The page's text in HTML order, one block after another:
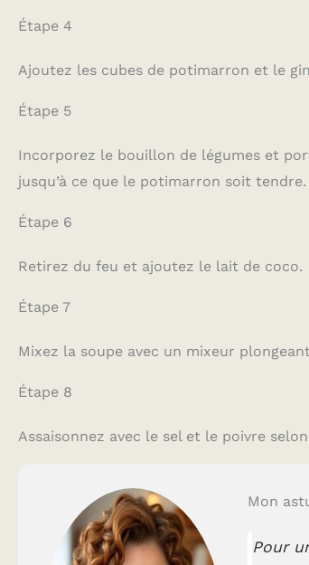
Étape 4
Ajoutez les cubes de potimarron et le
Étape 5
Incorporez le bouillon de légumes et
jusqu’à ce que le potimarron soit tendre.
Étape 6
Retirez du feu et ajoutez le lait de coco.
Étape 7
Mixez la soupe avec un mixeur
Étape 8
Assaisonnez avec le sel et le poivre
Mon
Pour